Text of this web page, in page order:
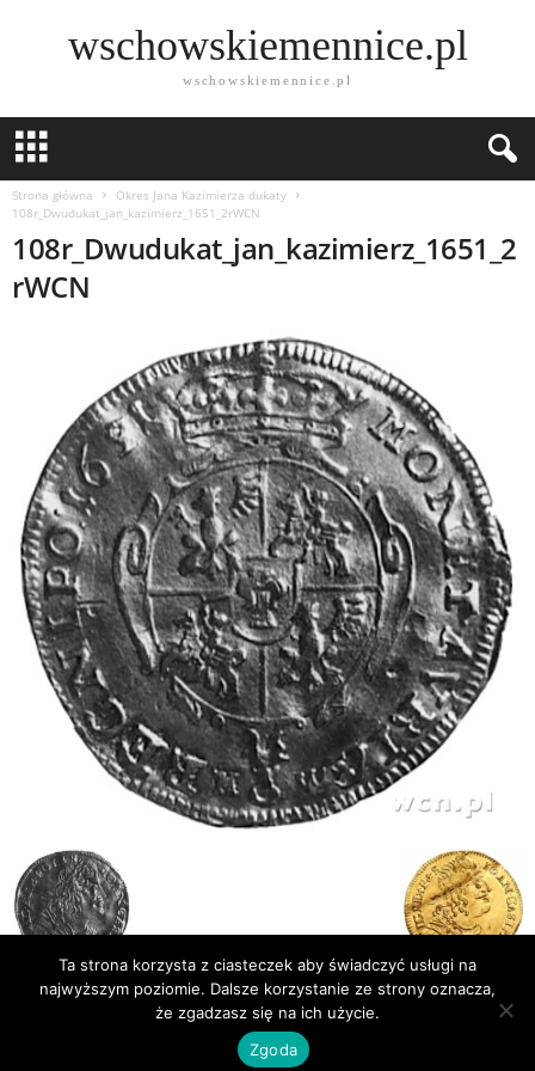
wschowskiemennice.pl
wschowskiemennice.pl
Strona główna
Okres Jana Kazimierza dukaty
108r_Dwudukat_jan_kazimierz_1651_2rWCN
108r_Dwudukat_jan_kazimierz_1651_2
rWCN
Publikacje
Bibliografia
© Newsmag WordPress Theme by TagDiv
Ta strona korzysta z ciasteczek aby świadczyć usługi na
najwyższym poziomie. Dalsze korzystanie ze strony oznacza,
że zgadzasz się na ich użycie.
Zgoda